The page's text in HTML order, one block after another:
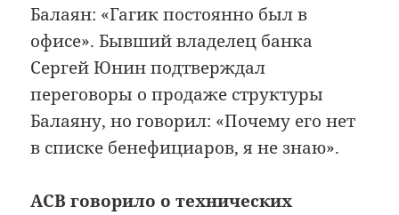
Балаян: «Гагик постоянно был в
офисе». Бывший владелец банка
Сергей Юнин подтверждал
переговоры о продаже структуры
Балаяну, но говорил: «Почему его нет
в списке бенефициаров, я не знаю».
АСВ говорило о технических